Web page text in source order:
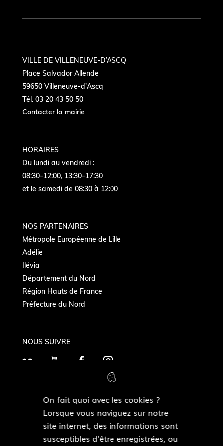
On fait quoi avec les cookies ?
Lorsque vous naviguez sur notre
site internet, des informations sont
susceptibles d'être enregistrées, ou
VILLE DE VILLENEUVE-D’ASCQ
Place Salvador Allende
59650 Villeneuve-d'Ascq
Tél. 03 20 43 50 50
Contacter la mairie
HORAIRES
Du lundi au vendredi :
08:30–12:00, 13:30–17:30
et le samedi de 08:30 à 12:00
NOS PARTENAIRES
Métropole Européenne de Lille
Adélie
Ilévia
Département du Nord
Région Hauts de France
Préfecture du Nord
NOUS SUIVRE
F
Y
T
u
b
e
F
e
b
o
o
I
t
a
g
r
MAIRIES DE QUARTIERS
Découvrir les mairies de quartiers